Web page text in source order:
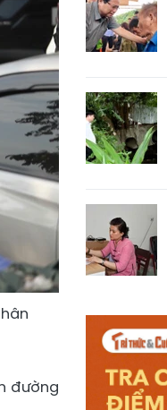
đường